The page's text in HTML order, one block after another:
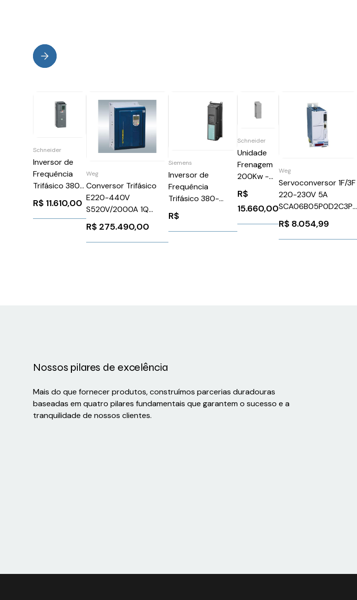
Schneider
Inversor de
Frequência
Trifásico 380-
460V 61,5A
40CV Atv610
ATV610D30N4
R$ 11.610,00
Weg
Conversor Trifásico
E220-440V
S520V/2000A 1Q
CTW900U2000T05SZ
WEG Weg 12000360
R$ 275.490,00
Siemens
Inversor de
Frequência
Trifásico 380-
480V 3,1A 1,5CV Rfi
G120P Siemens
6SL32230DE211AG1
R$
Schneider
Unidade
Frenagem
200Kw -
Schneider
VW3A7105
R$
15.660,00
Weg
Servoconversor 1F/3F
220-230V 5A
SCA06B05P0D2C3P6
WEG Weg 11400268
R$ 8.054,99
Nossos pilares de excelência
Mais do que fornecer produtos, construímos parcerias duradouras
baseadas em quatro pilares fundamentais que garantem o sucesso e a
tranquilidade de nossos clientes.